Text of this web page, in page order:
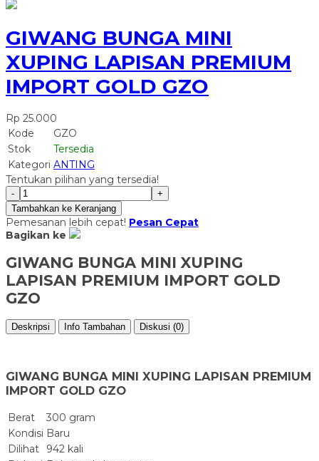
GIWANG BUNGA MINI
XUPING LAPISAN PREMIUM
IMPORT GOLD GZO
Rp 25.000
Kode
GZO
Stok
Tersedia
Kategori ANTING
Tentukan pilihan yang tersedia!
-
+
Tambahkan ke Keranjang
Pemesanan lebih cepat! Pesan Cepat
Bagikan ke
GIWANG BUNGA MINI XUPING
LAPISAN PREMIUM IMPORT GOLD
GZO
Deskripsi Info Tambahan Diskusi (0)
GIWANG BUNGA MINI XUPING LAPISAN PREMIUM
IMPORT GOLD GZO
Berat
300 gram
Kondisi Baru
Dilihat
942 kali